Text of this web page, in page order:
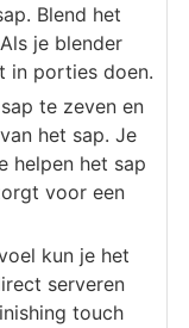
Blend het
je blender
in porties doen.
te zeven en
het sap. Je
helpen het sap
voor een
kun je het
serveren
touch